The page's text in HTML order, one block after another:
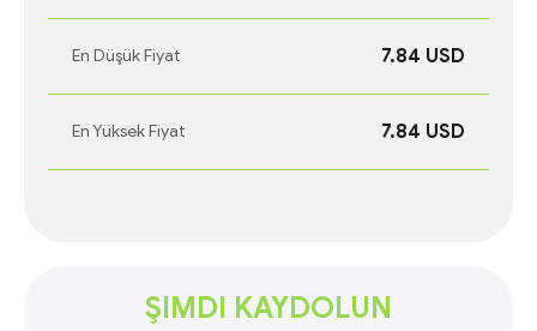
En Düşük Fiyat 7.84 USD
En Yüksek Fiyat 7.84 USD
ŞIMDI KAYDOLUN